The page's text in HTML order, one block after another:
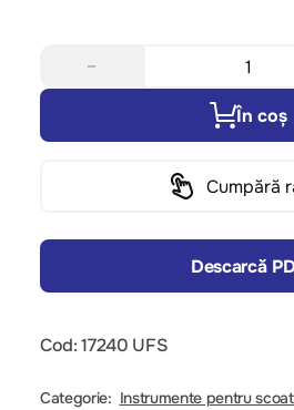
−
În coș
Cumpără
Descarcă
Cod: 17240 UFS
Categorie: Instrumente pentru